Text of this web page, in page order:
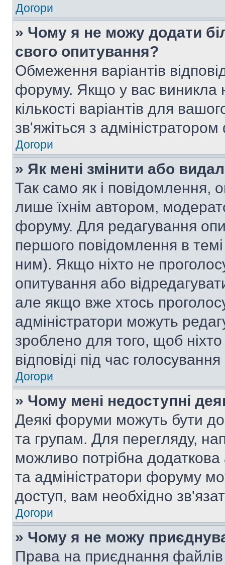
Догори
» Чому я не можу додати
свого опитування?
Обмеження варіантів
форуму. Якщо у вас виникла
кількості варіантів для
зв'яжіться з
Догори
» Як мені змінити або
Так само як і повідомлення,
лише їхнім автором,
форуму. Для редагування
першого повідомлення в
ним). Якщо ніхто не
опитування або
але якщо вже хтось
адміністратори можуть
зроблено для того, щоб
відповіді під час голосування
Догори
» Чому мені недоступні
Деякі форуми можуть бути
та групам. Для перегляду,
можливо потрібна
та адміністратори форуму
доступ, вам необхідно
Догори
» Чому я не можу
Права на приєднання